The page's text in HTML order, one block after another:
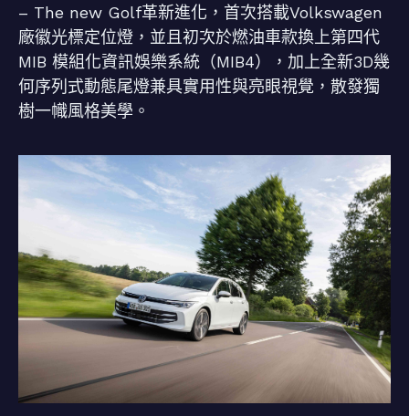
– The new Golf革新進化，首次搭載Volkswagen
廠徽光標定位燈，並且初次於燃油車款換上第四代
MIB 模組化資訊娛樂系統（MIB4），加上全新3D幾
何序列式動態尾燈兼具實用性與亮眼視覺，散發獨
樹一幟風格美學。